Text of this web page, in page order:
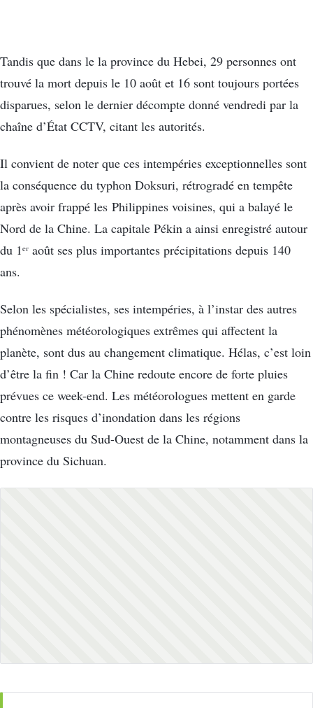
Tandis que dans le la province du Hebei, 29 personnes ont
trouvé la mort depuis le 10 août et 16 sont toujours portées
disparues, selon le dernier décompte donné vendredi par la
chaîne d’État CCTV, citant les autorités.
Il convient de noter que ces intempéries exceptionnelles sont
la conséquence du typhon Doksuri, rétrogradé en tempête
après avoir frappé les Philippines voisines, qui a balayé le
Nord de la Chine. La capitale Pékin a ainsi enregistré autour
du 1ᵉʳ août ses plus importantes précipitations depuis 140
ans.
Selon les spécialistes, ses intempéries, à l’instar des autres
phénomènes météorologiques extrêmes qui affectent la
planète, sont dus au changement climatique. Hélas, c’est loin
d’être la fin ! Car la Chine redoute encore de forte pluies
prévues ce week-end. Les météorologues mettent en garde
contre les risques d’inondation dans les régions
montagneuses du Sud-Ouest de la Chine, notamment dans la
province du Sichuan.